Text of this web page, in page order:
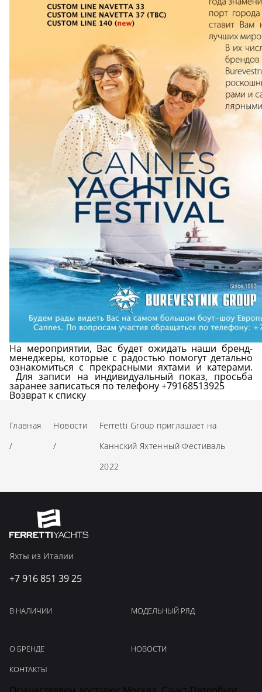
На мероприятии, Вас будет ожидать наши бренд-
менеджеры, которые с радостью помогут детально
ознакомиться с прекрасными яхтами и катерами.
Для записи на индивидуальный показ, просьба
заранее записаться по телефону +79168513925
Возврат к списку
Главная
/
Новости
/
Ferretti Group приглашает на
Каннский Яхтенный Фестиваль
2022
Яхты из Италии
+7 916 851 39 25
В НАЛИЧИИ МОДЕЛЬНЫЙ РЯД
О БРЕНДЕ
НОВОСТИ
КОНТАКТЫ